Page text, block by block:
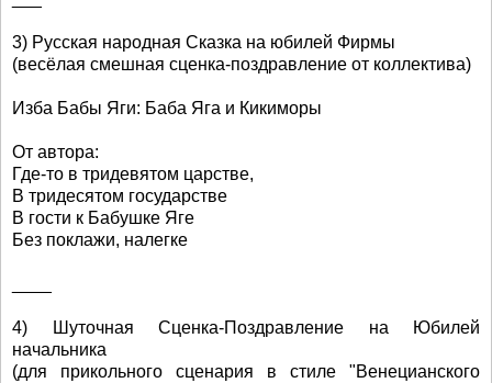
3) Русская народная Сказка на юбилей Фирмы
(весёлая смешная сценка-поздравление от коллектива)
Изба Бабы Яги: Баба Яга и Кикиморы
От автора:
Где-то в тридевятом царстве,
В тридесятом государстве
В гости к Бабушке Яге
Без поклажи, налегке
4) Шуточная Сценка-Поздравление на Юбилей
начальника
(для прикольного сценария в стиле "Венецианского